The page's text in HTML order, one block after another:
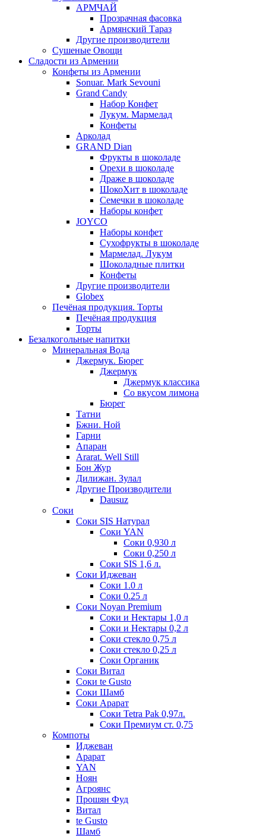
АРМЧАЙ
Прозрачная фасовка
Армянский Тараз
Другие производители
Сушеные Овощи
Сладости из Армении
Конфеты из Армении
Sonuar. Mark Sevouni
Grand Candy
Набор Конфет
Лукум. Мармелад
Конфеты
Арколад
GRAND Dian
Фрукты в шоколаде
Орехи в шоколаде
Драже в шоколаде
ШокоХит в шоколаде
Семечки в шоколаде
Наборы конфет
JOYCO
Наборы конфет
Сухофрукты в шоколаде
Мармелад. Лукум
Шоколадные плитки
Конфеты
Другие производители
Globex
Печёная продукция. Торты
Печёная продукция
Торты
Безалкогольные напитки
Минеральная Вода
Джермук. Бюрег
Джермук
Джермук классика
Со вкусом лимона
Бюрег
Татни
Бжни. Ной
Гарни
Апаран
Ararat. Well Still
Бон Жур
Дилижан. Зулал
Другие Производители
Dausuz
Соки
Соки SIS Натурал
Соки YAN
Соки 0,930 л
Соки 0,250 л
Соки SIS 1,6 л.
Соки Иджеван
Соки 1.0 л
Соки 0.25 л
Соки Noyan Premium
Соки и Нектары 1,0 л
Соки и Нектары 0,2 л
Соки стекло 0,75 л
Соки стекло 0,25 л
Соки Органик
Соки Витал
Соки te Gusto
Соки Шамб
Соки Арарат
Соки Tetra Pak 0,97л.
Соки Премиум ст. 0,75
Компоты
Иджеван
Арарат
YAN
Ноян
Агроянс
Прошян Фуд
Витал
te Gusto
Шамб